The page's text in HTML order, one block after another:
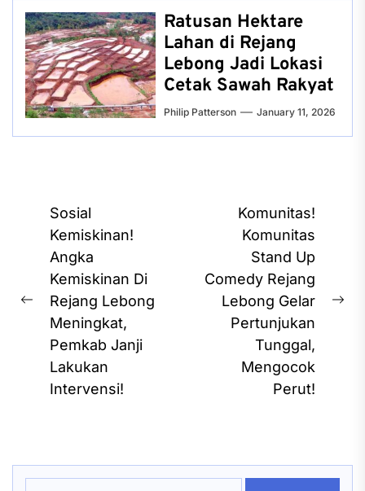
Ratusan Hektare
Lahan di Rejang
Lebong Jadi Lokasi
Cetak Sawah Rakyat
Philip Patterson January 11, 2026
Post
navigation
Previous
post:
Sosial
Kemiskinan!
Angka
Kemiskinan Di
Rejang Lebong
Meningkat,
Pemkab Janji
Lakukan
Intervensi!
Komunitas!
Komunitas
Stand Up
Comedy Rejang
Lebong Gelar
Pertunjukan
Tunggal,
Mengocok
Perut!